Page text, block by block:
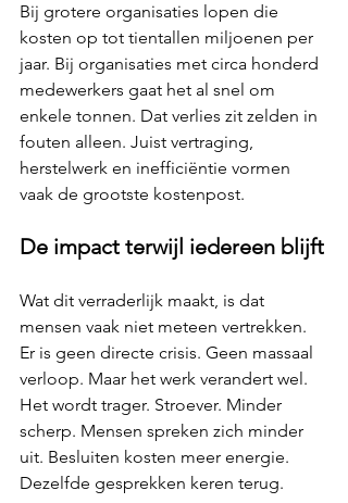
Bij grotere organisaties lopen die
kosten op tot tientallen miljoenen per
jaar. Bij organisaties met circa honderd
medewerkers gaat het al snel om
enkele tonnen. Dat verlies zit zelden in
fouten alleen. Juist vertraging,
herstelwerk en inefficiëntie vormen
vaak de grootste kostenpost.
De impact terwijl iedereen blijft
Wat dit verraderlijk maakt, is dat
mensen vaak niet meteen vertrekken.
Er is geen directe crisis. Geen massaal
verloop. Maar het werk verandert wel.
Het wordt trager. Stroever. Minder
scherp. Mensen spreken zich minder
uit. Besluiten kosten meer energie.
Dezelfde gesprekken keren terug.